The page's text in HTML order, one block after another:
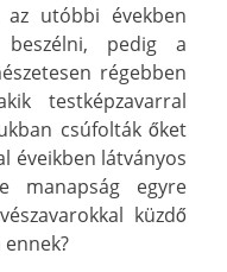
utóbbi években
beszélni, pedig a
régebben
testképzavarral
csúfolták őket
éveikben látványos
manapság egyre
küzdő